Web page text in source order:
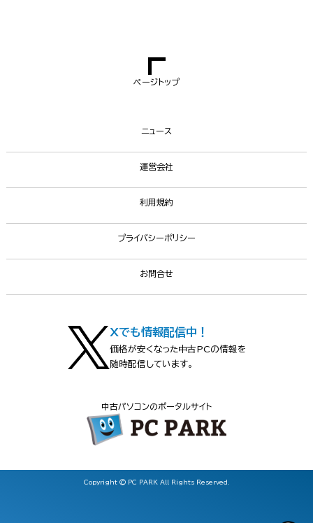
ページトップ
ニュース
運営会社
利用規約
プライバシーポリシー
お問合せ
Xでも情報配信中！
価格が安くなった中古PCの情報を
随時配信しています。
中古パソコンのポータルサイト
Copyright © PC PARK All Rights Reserved.